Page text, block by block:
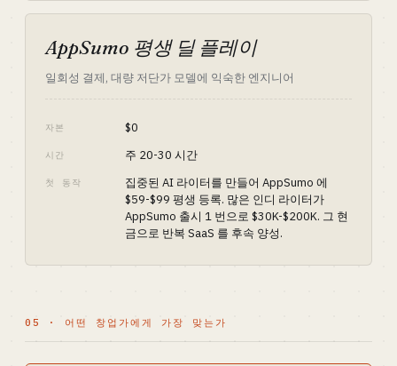
AppSumo 평생 딜 플레이
일회성 결제, 대량 저단가 모델에 익숙한 엔지니어
자본 $0
시간 주 20-30 시간
첫 동작
집중된 AI 라이터를 만들어 AppSumo 에
$59-$99 평생 등록. 많은 인디 라이터가
AppSumo 출시 1 번으로 $30K-$200K. 그 현
금으로 반복 SaaS 를 후속 양성.
05 · 어떤 창업가에게 가장 맞는가